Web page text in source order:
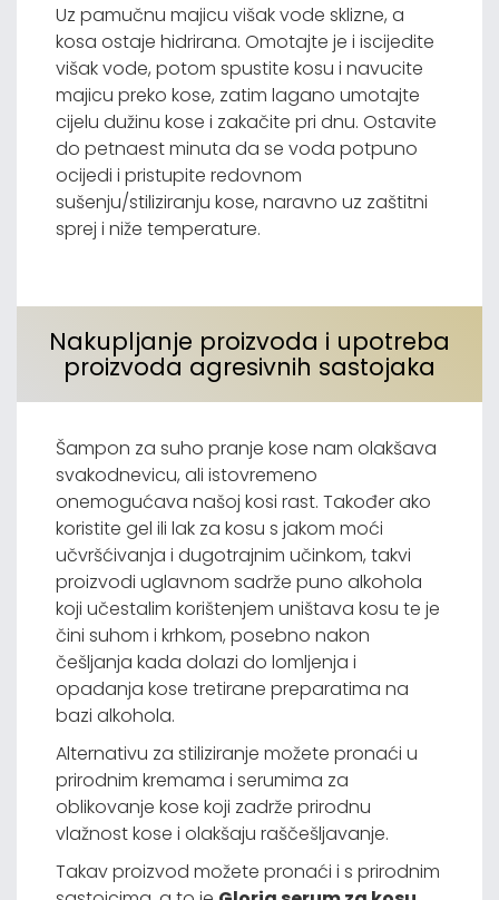
Uz pamučnu majicu višak vode sklizne, a
kosa ostaje hidrirana. Omotajte je i iscijedite
višak vode, potom spustite kosu i navucite
majicu preko kose, zatim lagano umotajte
cijelu dužinu kose i zakačite pri dnu. Ostavite
do petnaest minuta da se voda potpuno
ocijedi i pristupite redovnom
sušenju/stiliziranju kose, naravno uz zaštitni
sprej i niže temperature.
Nakupljanje proizvoda i upotreba
proizvoda agresivnih sastojaka
Šampon za suho pranje kose nam olakšava
svakodnevicu, ali istovremeno
onemogućava našoj kosi rast. Također ako
koristite gel ili lak za kosu s jakom moći
učvršćivanja i dugotrajnim učinkom, takvi
proizvodi uglavnom sadrže puno alkohola
koji učestalim korištenjem uništava kosu te je
čini suhom i krhkom, posebno nakon
češljanja kada dolazi do lomljenja i
opadanja kose tretirane preparatima na
bazi alkohola.
Alternativu za stiliziranje možete pronaći u
prirodnim kremama i serumima za
oblikovanje kose koji zadrže prirodnu
vlažnost kose i olakšaju raščešljavanje.
Takav proizvod možete pronaći i s prirodnim